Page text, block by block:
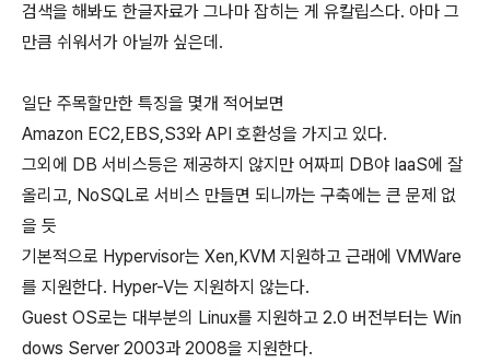
검색을 해봐도 한글자료가 그나마 잡히는 게 유칼립스다. 아마 그
만큼 쉬워서가 아닐까 싶은데.
일단 주목할만한 특징을 몇개 적어보면
Amazon EC2,EBS,S3와 API 호환성을 가지고 있다.
그외에 DB 서비스등은 제공하지 않지만 어짜피 DB야 IaaS에 잘
올리고, NoSQL로 서비스 만들면 되니까는 구축에는 큰 문제 없
을 듯
기본적으로 Hypervisor는 Xen,KVM 지원하고 근래에 VMWare
를 지원한다. Hyper-V는 지원하지 않는다.
Guest OS로는 대부분의 Linux를 지원하고 2.0 버전부터는 Win
dows Server 2003과 2008을 지원한다.